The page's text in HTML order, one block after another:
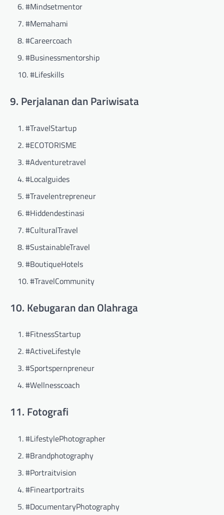
#Mindsetmentor
#Memahami
#Careercoach
#Businessmentorship
#Lifeskills
9. Perjalanan dan Pariwisata
#TravelStartup
#ECOTORISME
#Adventuretravel
#Localguides
#Travelentrepreneur
#Hiddendestinasi
#CulturalTravel
#SustainableTravel
#BoutiqueHotels
#TravelCommunity
10. Kebugaran dan Olahraga
#FitnessStartup
#ActiveLifestyle
#Sportspernpreneur
#Wellnesscoach
11. Fotografi
#LifestylePhotographer
#Brandphotography
#Portraitvision
#Fineartportraits
#DocumentaryPhotography